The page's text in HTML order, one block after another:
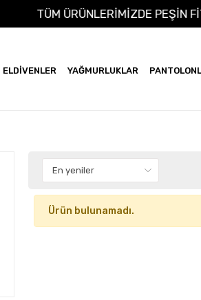
TÜM ÜRÜNLERİMİZDE
ELDİVENLER YAĞMURLUKLAR
Ürün bulunamadı.